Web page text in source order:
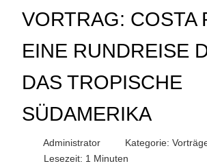
VORTRAG: COSTA
EINE RUNDREISE
DAS TROPISCHE
SÜDAMERIKA
Administrator Kategorie:
Lesezeit: 1 Minuten